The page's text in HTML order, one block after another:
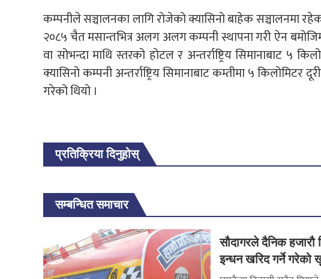
कम्पनीले सञ्चालनका लागि रोजेको क्यासिनो बाहेक सञ्चालनमा
२०८५ चैत मसान्तभित्र अलग अलग कम्पनी स्थापना गरी ऐन
वा सोभन्दा माथि स्तरको होटल र अन्तर्राष्ट्रिय सिमानाबाट ५
क्यासिनो कम्पनी अन्तर्राष्ट्रिय सिमानाबाट कम्तीमा ५
गरेको थियो ।
प्रतिक्रिया दिनुहोस्
सम्बन्धित समाचार
सौदागरले दैनिक हजारौ
इन्धन खरिद गर्ने गरेको